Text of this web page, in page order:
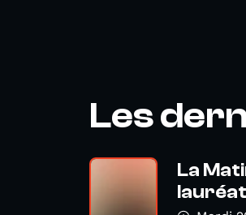
Les
La